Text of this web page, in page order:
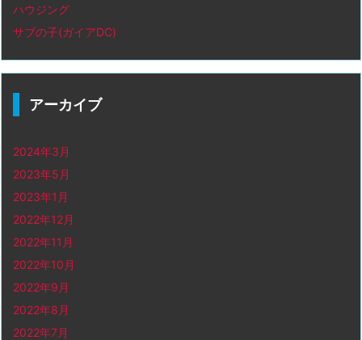
ハウジング
サブの子(ガイアDC)
アーカイブ
2024年3月
2023年5月
2023年1月
2022年12月
2022年11月
2022年10月
2022年9月
2022年8月
2022年7月